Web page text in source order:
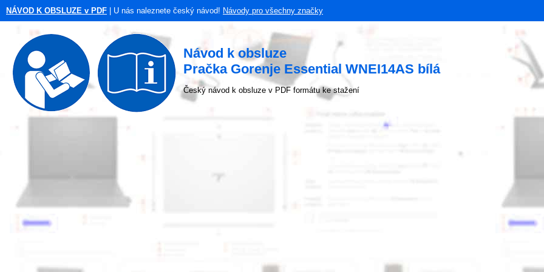
NÁVOD K OBSLUZE v PDF | U nás naleznete český návod! Návody pro všechny značky
Návod k obsluze
Pračka Gorenje Essential WNEI14AS bílá
Český návod k obsluze v PDF formátu ke stažení